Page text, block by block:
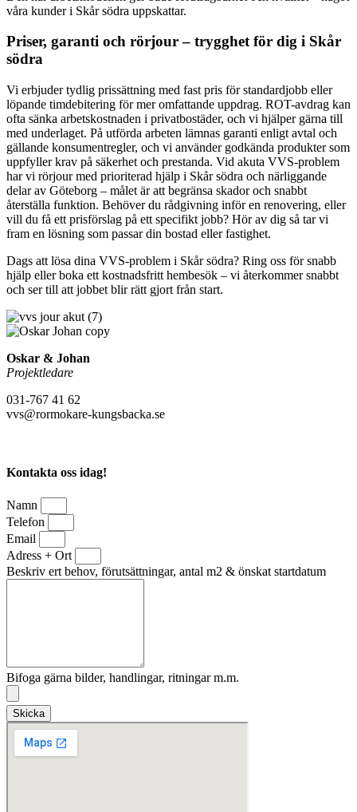
våra kunder i Skår södra uppskattar.
Priser, garanti och rörjour – trygghet för dig i Skår
södra
Vi erbjuder tydlig prissättning med fast pris för standardjobb eller
löpande timdebitering för mer omfattande uppdrag. ROT-avdrag kan
ofta sänka arbetskostnaden i privatbostäder, och vi hjälper gärna till
med underlaget. På utförda arbeten lämnas garanti enligt avtal och
gällande konsumentregler, och vi använder godkända produkter som
uppfyller krav på säkerhet och prestanda. Vid akuta VVS-problem
har vi rörjour med prioriterad hjälp i Skår södra och närliggande
delar av Göteborg – målet är att begränsa skador och snabbt
återställa funktion. Behöver du rådgivning inför en renovering, eller
vill du få ett prisförslag på ett specifikt jobb? Hör av dig så tar vi
fram en lösning som passar din bostad eller fastighet.
Dags att lösa dina VVS-problem i Skår södra? Ring oss för snabb
hjälp eller boka ett kostnadsfritt hembesök – vi återkommer snabbt
och ser till att jobbet blir rätt gjort från start.
Oskar & Johan
Projektledare
031-767 41 62
vvs@rormokare-kungsbacka.se
Kontakta oss idag!
Namn
Telefon
Email
Adress + Ort
Beskriv ert behov, förutsättningar, antal m2 & önskat startdatum
Bifoga gärna bilder, handlingar, ritningar m.m.
Skicka